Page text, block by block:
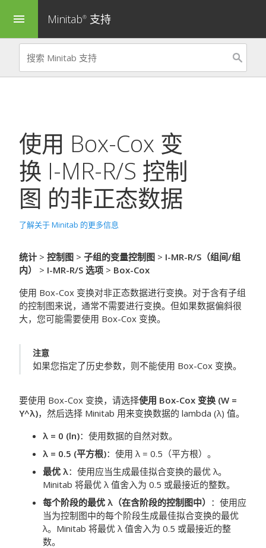
menu Minitab® 支持
使用 Box-Cox 变
换 I-MR-R/S 控制
图 的非正态数据
了解关于 Minitab 的更多信息
统计 > 控制图 > 子组的变量控制图 > I-MR-R/S（组间/组
内）
> I-MR-R/S 选项 > Box-Cox
使用 Box-Cox 变换对非正态数据进行变换。对于含有子组
的控制图来说，通常不需要进行变换。但如果数据偏斜很
大，您可能需要使用 Box-Cox 变换。
注意
如果您指定了历史参数，则不能使用 Box-Cox 变换。
要使用 Box-Cox 变换，请选择使用 Box-Cox 变换 (W =
Y^λ)，然后选择 Minitab 用来变换数据的 lambda (λ) 值。
λ = 0 (ln)：使用数据的自然对数。
λ = 0.5 (平方根)：使用 λ = 0.5（平方根）。
最优 λ：使用应当生成最佳拟合变换的最优 λ。
Minitab 将最优 λ 值舍入为 0.5 或最接近的整数。
每个阶段的最优 λ（在含阶段的控制图中） ：使用应
当为控制图中的每个阶段生成最佳拟合变换的最优
λ。Minitab 将最优 λ 值舍入为 0.5 或最接近的整
数。